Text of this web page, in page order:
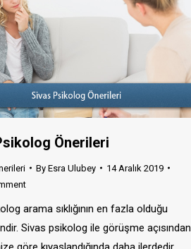
Önerileri
By Esra Ulubey
14 Aralık 2019
arama sıklığının en fazla olduğu
Sivas psikolog ile görüşme açısından